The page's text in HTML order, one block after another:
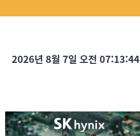
2026년 8월 7일 오전 07:13:46